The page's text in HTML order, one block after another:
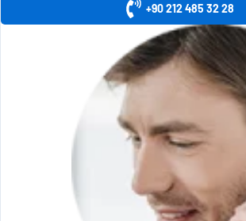
+90 212 485 32 28